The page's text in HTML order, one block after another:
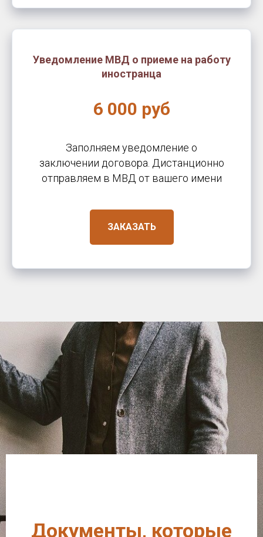
Уведомление МВД о приеме на работу
иностранца
6 000 руб
Заполняем уведомление о
заключении договора. Дистанционно
отправляем в МВД от вашего имени
ЗАКАЗАТЬ
Документы, которые